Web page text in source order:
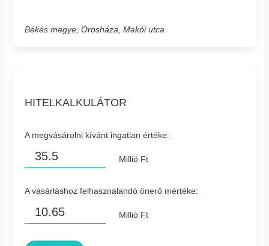
Békés megye, Orosháza, Makói utca
HITELKALKULÁTOR
A megvásárolni kívánt ingatlan értéke:
Millió Ft
A vásárláshoz felhasználandó önerő mértéke:
Millió Ft